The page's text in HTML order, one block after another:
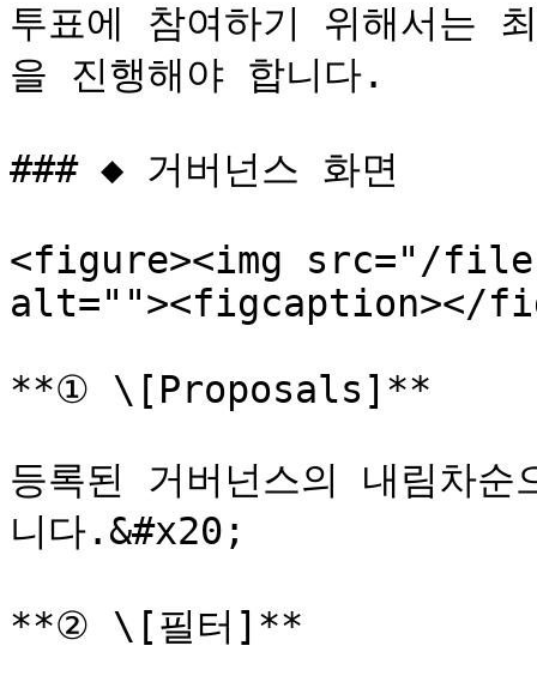
투표에 참여하기 위해서는
을 진행해야 합니다.
### ◆ 거버넌스 화면
<figure><img src="/files/
alt=""><figcaption></
**① \[Proposals]**
등록된 거버넌스의 내림차
니다.&#x20;
**② \[필터]**